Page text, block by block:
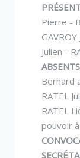
Pierre -
Julien -
ABSENTS
Bernard
RATEL
RATEL
pouvoir à